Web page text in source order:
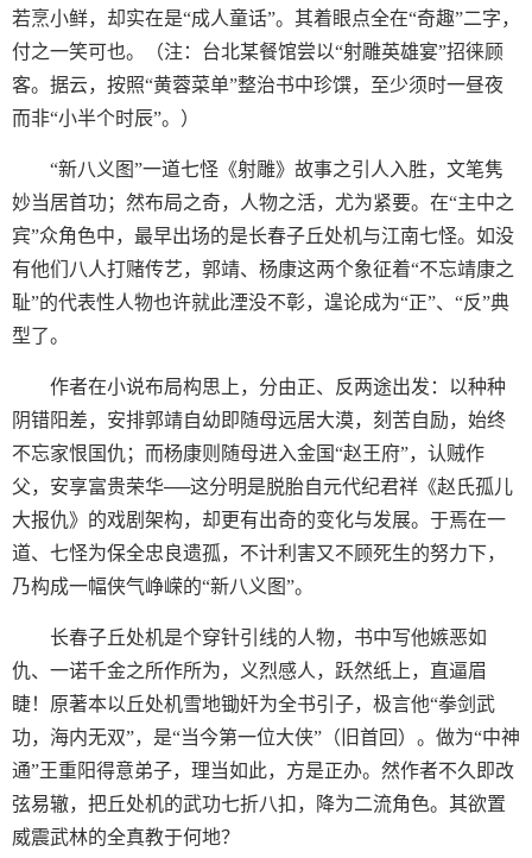
若烹小鲜，却实在是“成人童话”。其着眼点全在“奇趣”二字，
付之一笑可也。（注：台北某餐馆尝以“射雕英雄宴”招徕顾
客。据云，按照“黄蓉菜单”整治书中珍馔，至少须时一昼夜
而非“小半个时辰”。）
“新八义图”一道七怪《射雕》故事之引人入胜，文笔隽
妙当居首功；然布局之奇，人物之活，尤为紧要。在“主中之
宾”众角色中，最早出场的是长春子丘处机与江南七怪。如没
有他们八人打赌传艺，郭靖、杨康这两个象征着“不忘靖康之
耻”的代表性人物也许就此湮没不彰，遑论成为“正”、“反”典
型了。
作者在小说布局构思上，分由正、反两途出发：以种种
阴错阳差，安排郭靖自幼即随母远居大漠，刻苦自励，始终
不忘家恨国仇；而杨康则随母进入金国“赵王府”，认贼作
父，安享富贵荣华──这分明是脱胎自元代纪君祥《赵氏孤儿
大报仇》的戏剧架构，却更有出奇的变化与发展。于焉在一
道、七怪为保全忠良遗孤，不计利害又不顾死生的努力下，
乃构成一幅侠气峥嵘的“新八义图”。
长春子丘处机是个穿针引线的人物，书中写他嫉恶如
仇、一诺千金之所作所为，义烈感人，跃然纸上，直逼眉
睫！原著本以丘处机雪地锄奸为全书引子，极言他“拳剑武
功，海内无双”，是“当今第一位大侠”（旧首回）。做为“中神
通”王重阳得意弟子，理当如此，方是正办。然作者不久即改
弦易辙，把丘处机的武功七折八扣，降为二流角色。其欲置
威震武林的全真教于何地？